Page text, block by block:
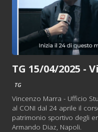
TG 15/04/2025 -
TG
Vincenzo Marra - Ufficio
al CONI dal 24 aprile il
patrimonio sportivo degli
Armando Diaz, Napoli.